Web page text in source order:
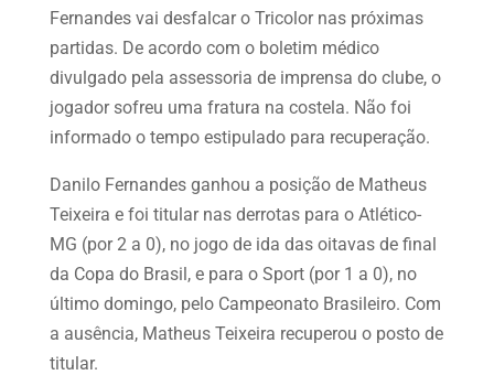
Fernandes vai desfalcar o Tricolor nas próximas
partidas. De acordo com o boletim médico
divulgado pela assessoria de imprensa do clube, o
jogador sofreu uma fratura na costela. Não foi
informado o tempo estipulado para recuperação.
Danilo Fernandes ganhou a posição de Matheus
Teixeira e foi titular nas derrotas para o Atlético-
MG (por 2 a 0), no jogo de ida das oitavas de final
da Copa do Brasil, e para o Sport (por 1 a 0), no
último domingo, pelo Campeonato Brasileiro. Com
a ausência, Matheus Teixeira recuperou o posto de
titular.